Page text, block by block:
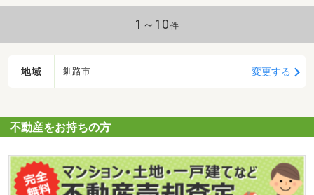
1～10 件
地域 釧路市 変更する
不動産をお持ちの方